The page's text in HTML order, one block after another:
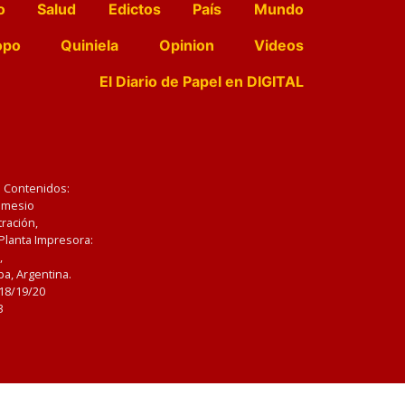
Salud Edictos País
Mundo
Quiniela Opinion
Videos
El Diario de Papel en DIGITAL
Impresora:
Argentina.
19/20